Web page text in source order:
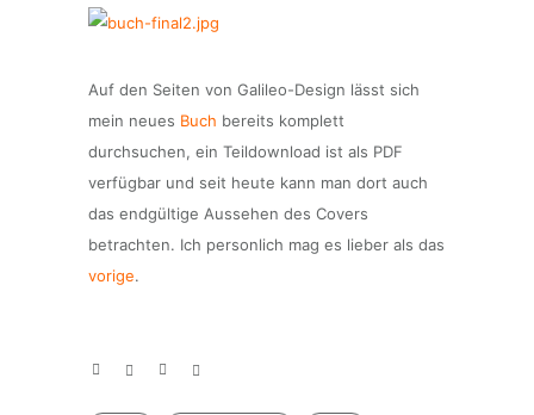
Auf den Seiten von Galileo-Design lässt sich
mein neues Buch bereits komplett
durchsuchen, ein Teildownload ist als PDF
verfügbar und seit heute kann man dort auch
das endgültige Aussehen des Covers
betrachten. Ich personlich mag es lieber als das
vorige.